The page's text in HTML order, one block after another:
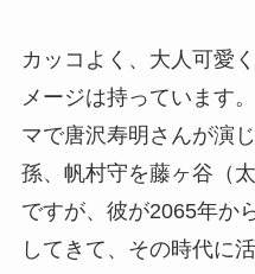
カッコよく、大人可愛
メージは持っています
マで唐沢寿明さんが演
孫、帆村守を藤ヶ谷（
ですが、彼が2065年か
してきて、その時代に